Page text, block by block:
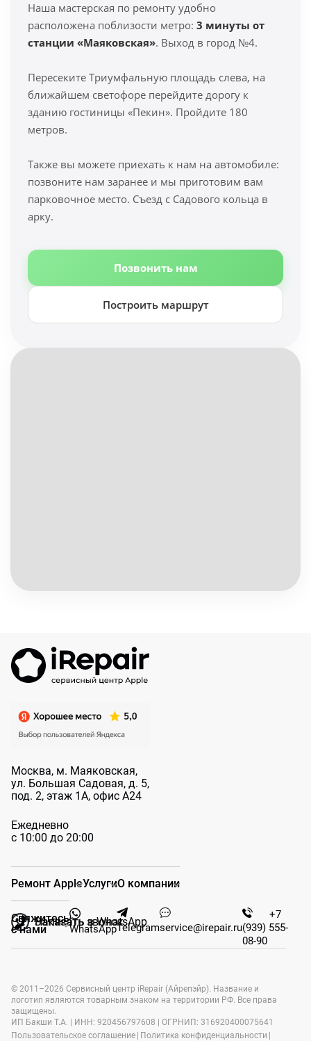
Наша мастерская по ремонту удобно
расположена поблизости метро: 3 минуты от
станции «Маяковская». Выход в город №4.
Пересеките Триумфальную площадь слева, на
ближайшем светофоре перейдите дорогу к
зданию гостиницы «Пекин». Пройдите 180
метров.
Также вы можете приехать к нам на автомобиле:
позвоните нам заранее и мы приготовим вам
парковочное место. Съезд с Садового кольца в
арку.
Позвонить нам
Построить маршрут
Москва, м. Маяковская,
ул. Большая Садовая, д. 5,
под. 2, этаж 1А, офис А24
Ежедневно
с 10:00 до 20:00
Заказать звонок
Написать в WhatsApp
Ремонт AppleУслугиО компании
Свяжитесь
с нами
WhatsAppTelegramservice@irepair.ru
+7
(939) 555-
08-90
© 2011–2026 Сервисный центр iRepair (Айрепэйр). Название и
логотип являются товарным знаком на территории РФ. Все права
защищены.
ИП Бакши Т.А. | ИНН: 920456797608 | ОГРНИП: 316920400075641
Пользовательское соглашение | Политика конфиденциальности |